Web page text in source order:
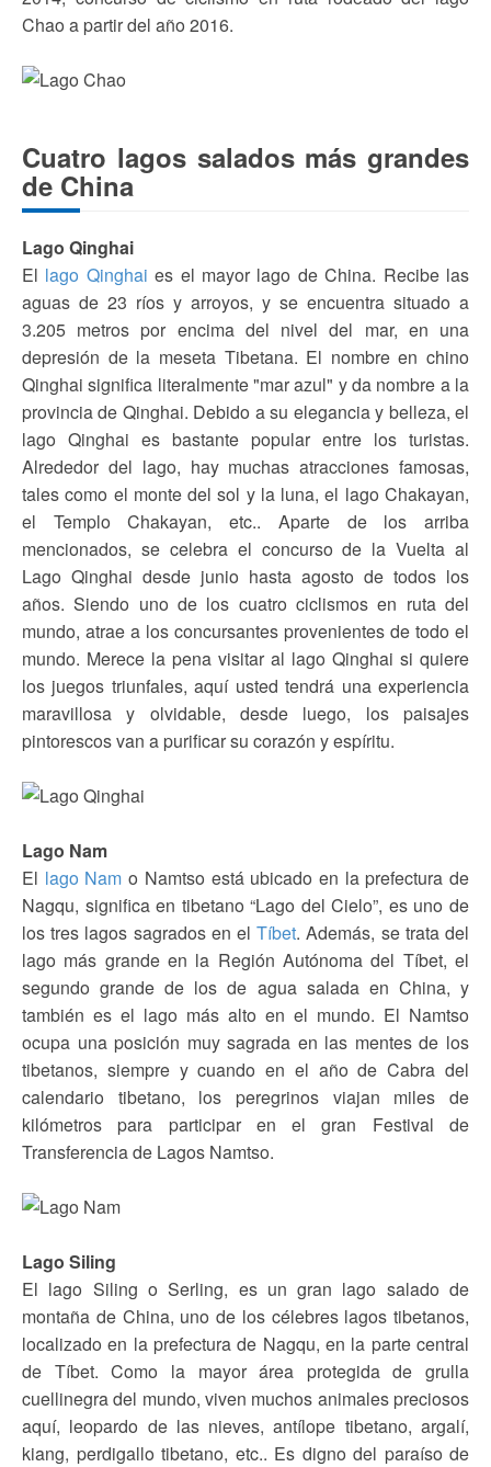
Chao a partir del año 2016.
Cuatro lagos salados más grandes
de China
Lago Qinghai
El lago Qinghai es el mayor lago de China. Recibe las
aguas de 23 ríos y arroyos, y se encuentra situado a
3.205 metros por encima del nivel del mar, en una
depresión de la meseta Tibetana. El nombre en chino
Qinghai significa literalmente "mar azul" y da nombre a la
provincia de Qinghai. Debido a su elegancia y belleza, el
lago Qinghai es bastante popular entre los turistas.
Alrededor del lago, hay muchas atracciones famosas,
tales como el monte del sol y la luna, el lago Chakayan,
el Templo Chakayan, etc.. Aparte de los arriba
mencionados, se celebra el concurso de la Vuelta al
Lago Qinghai desde junio hasta agosto de todos los
años. Siendo uno de los cuatro ciclismos en ruta del
mundo, atrae a los concursantes provenientes de todo el
mundo. Merece la pena visitar al lago Qinghai si quiere
los juegos triunfales, aquí usted tendrá una experiencia
maravillosa y olvidable, desde luego, los paisajes
pintorescos van a purificar su corazón y espíritu.
Lago Nam
El lago Nam o Namtso está ubicado en la prefectura de
Nagqu, significa en tibetano “Lago del Cielo”, es uno de
los tres lagos sagrados en elTíbet. Además, se trata del
lago más grande en la Región Autónoma del Tíbet, el
segundo grande de los de agua salada en China, y
también es el lago más alto en el mundo. El Namtso
ocupa una posición muy sagrada en las mentes de los
tibetanos, siempre y cuando en el año de Cabra del
calendario tibetano, los peregrinos viajan miles de
kilómetros para participar en el gran Festival de
Transferencia de Lagos Namtso.
Lago Siling
El lago Siling o Serling, es un gran lago salado de
montaña de China, uno de los célebres lagos tibetanos,
localizado en la prefectura de Nagqu, en la parte central
de Tíbet. Como la mayor área protegida de grulla
cuellinegra del mundo, viven muchos animales preciosos
aquí, leopardo de las nieves, antílope tibetano, argalí,
kiang, perdigallo tibetano, etc.. Es digno del paraíso de